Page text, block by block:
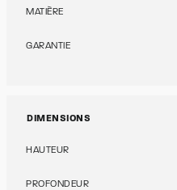
MATIÈRE
GARANTIE
DIMENSIONS
HAUTEUR
PROFONDEUR